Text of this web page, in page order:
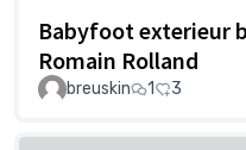
Babyfoot exterieur
Romain Rolland
breuskin 1 3